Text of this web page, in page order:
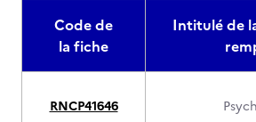
Code de
la fiche
Intitulé de
RNCP41646